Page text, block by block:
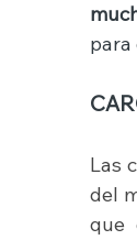
para
Las
del
que